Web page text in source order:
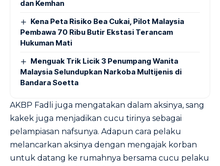
dan Kemhan
Kena Peta Risiko Bea Cukai, Pilot Malaysia
Pembawa 70 Ribu Butir Ekstasi Terancam
Hukuman Mati
Menguak Trik Licik 3 Penumpang Wanita
Malaysia Selundupkan Narkoba Multijenis di
Bandara Soetta
AKBP Fadli juga mengatakan dalam aksinya, sang
kakek juga menjadikan cucu tirinya sebagai
pelampiasan nafsunya. Adapun cara pelaku
melancarkan aksinya dengan mengajak korban
untuk datang ke rumahnya bersama cucu pelaku